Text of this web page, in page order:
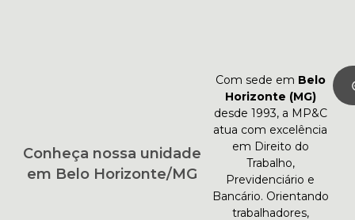
Conheça nossa unidade
em Belo Horizonte/MG
Com sede em Belo
Horizonte (MG)
desde 1993, a MP&C
atua com excelência
em Direito do
Trabalho,
Previdenciário e
Bancário. Orientando
trabalhadores,